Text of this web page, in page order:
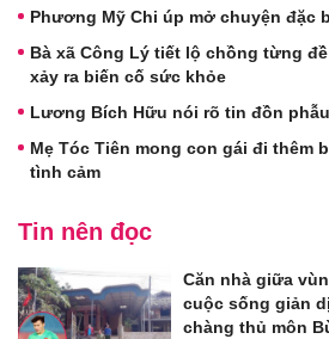
Phương Mỹ Chi úp mở chuyện đặc
Bà xã Công Lý tiết lộ chồng từng
xảy ra biến cố sức khỏe
Lương Bích Hữu nói rõ tin đồn
Mẹ Tóc Tiên mong con gái đi thêm
tình cảm
Tin nên đọc
Căn nhà giữa
cuộc sống giản
chàng thủ môn